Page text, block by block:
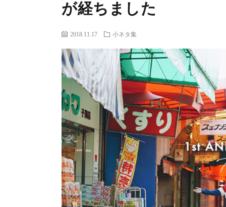
が経ちました
2018.11.17 小ネタ集